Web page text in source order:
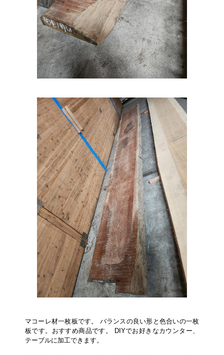
マコーレ材一枚板です。 バランスの良い形と色合いの一枚
板です。おすすめ商品です。 DIYでお好きなカウンター、
テーブルに加工できます。